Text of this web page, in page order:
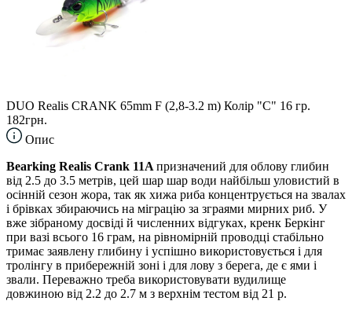
DUO Realis CRANK 65mm F (2,8-3.2 m) Колір "C" 16 гр.
182грн.
Опис
Bearking Realis Crank 11A призначений для облову глибин
від 2.5 до 3.5 метрів, цей шар шар води найбільш уловистий в
осінній сезон жора, так як хижа риба концентрується на звалах
і брівках збираючись на міграцію за зграями мирних риб. У
вже зібраному досвіді й численних відгуках, кренк Беркінг
при вазі всього 16 грам, на рівномірній проводці стабільно
тримає заявлену глибину і успішно використовується і для
тролінгу в прибережній зоні і для лову з берега, де є ями і
звали. Переважно треба використовувати вудилище
довжиною від 2.2 до 2.7 м з верхнім тестом від 21 р.